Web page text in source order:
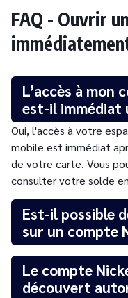
FAQ - Ouvrir
L’accès à mon
est-il immédiat
Oui, l'accès à votre
mobile est immédiat
de votre carte. Vous
consulter votre solde
Est-il possible
sur un compte
Le compte
découvert